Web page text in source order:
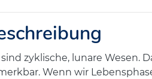
zyklische, lunare Wesen.
Wenn wir